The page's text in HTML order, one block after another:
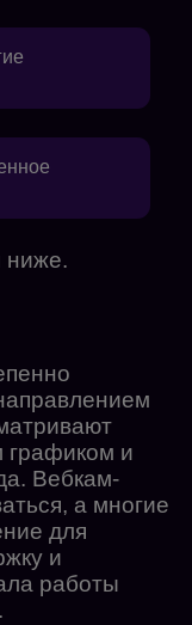
ниже.
графиком и
Вебкам-
а многие
для
и
работы